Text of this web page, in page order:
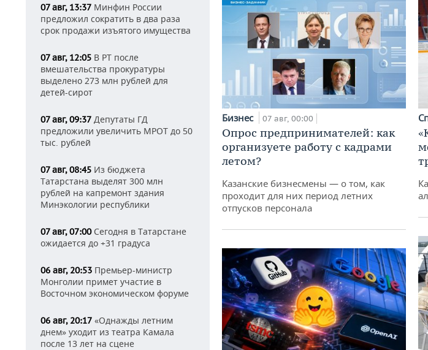
07 авг, 13:37 Минфин России
предложил сократить в два раза
срок продажи изъятого имущества
07 авг, 12:05 В РТ после
вмешательства прокуратуры
выделено 273 млн рублей для
детей-сирот
07 авг, 09:37 Депутаты ГД
предложили увеличить МРОТ до 50
тыс. рублей
07 авг, 08:45 Из бюджета
Татарстана выделят 300 млн
рублей на капремонт здания
Минэкологии республики
07 авг, 07:00Сегодня в Татарстане
ожидается до +31 градуса
06 авг, 20:53 Премьер-министр
Монголии примет участие в
Восточном экономическом форуме
06 авг, 20:17 «Однажды летним
днем» уходит из театра Камала
после 13 лет на сцене
Бизнес 07 авг, 00:00
Опрос предпринимателей: как
организуете работу с кадрами
летом?
Казанские бизнесмены — о том, как
проходит для них период летних
отпусков персонала